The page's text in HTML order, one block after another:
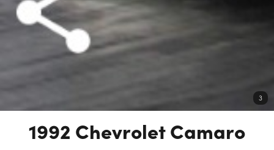
3
1992 Chevrolet Camaro